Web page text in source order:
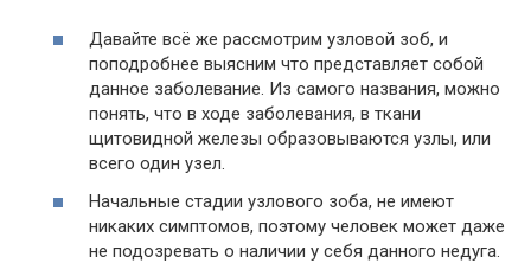
Давайте всё же рассмотрим узловой зоб, и
поподробнее выясним что представляет собой
данное заболевание. Из самого названия, можно
понять, что в ходе заболевания, в ткани
щитовидной железы образовываются узлы, или
всего один узел.
Начальные стадии узлового зоба, не имеют
никаких симптомов, поэтому человек может даже
не подозревать о наличии у себя данного недуга.